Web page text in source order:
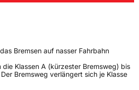
Bremsen auf nasser Fahrbahn
die Klassen A (kürzester Bremsweg) bis
Bremsweg verlängert sich je Klasse